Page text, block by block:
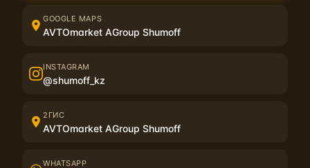
Отзывы на USB-флешка 32 ГБ
Написать отзыв
GOOGLE MAPS
AVTOmarket AGroup Shumoff
INSTAGRAM
@shumoff_kz
2ГИС
AVTOmarket AGroup Shumoff
WHATSAPP